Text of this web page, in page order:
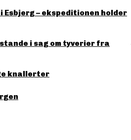
– ekspeditionen holder
i sag om tyverier fra
knallerter